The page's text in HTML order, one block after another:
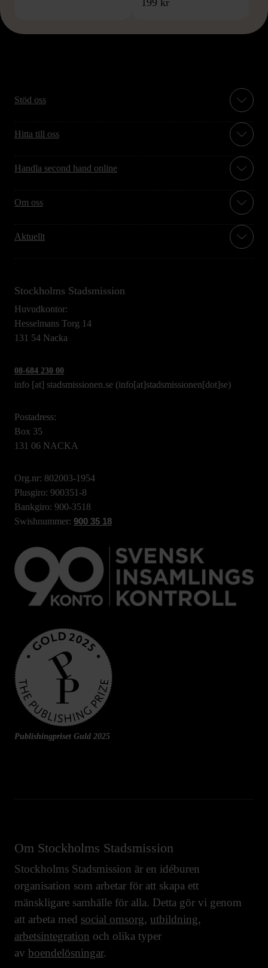
199 kr
Stöd oss
Hitta till oss
Handla second hand online
Om oss
Aktuellt
Stockholms Stadsmission
Huvudkontor:
Hesselmans Torg 14
131 54 Nacka
08-684 230 00
info [at] stadsmissionen.se (info[at]stadsmissionen[dot]se)
Postadress:
Box 35
131 06 NACKA
Org.nr: 802003-1954
Plusgiro: 900351-8
Bankgiro: 900-3518
Swishnummer: 900 35 18
Publishingpriset Guld 2025
Om Stockholms Stadsmission
Stockholms Stadsmission är en idéburen
organisation som arbetar för att skapa ett
mänskligare samhälle för alla. Detta gör vi genom
att arbeta med social omsorg, utbildning,
arbetsintegration och olika typer
av boendelösningar.